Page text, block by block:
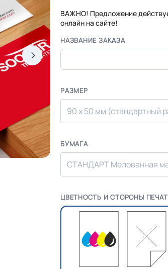
ВАЖНО! Предложение
онлайн на сайте!
НАЗВАНИЕ ЗАКАЗА
РАЗМЕР
90 х 50 мм (стандартный
БУМАГА
СТАНДАРТ Мелованная
ЦВЕТНОСТЬ И СТОРОНЫ